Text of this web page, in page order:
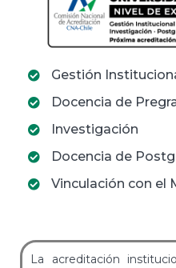
Gestión
Docencia de
Investigación
Docencia de
Vinculación con el
La acreditación